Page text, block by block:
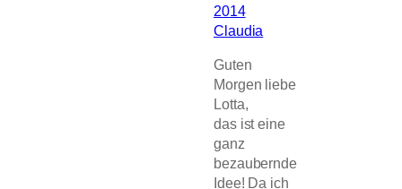
2014
Claudia
Guten
Morgen liebe
Lotta,
das ist eine
ganz
bezaubernde
Idee! Da ich